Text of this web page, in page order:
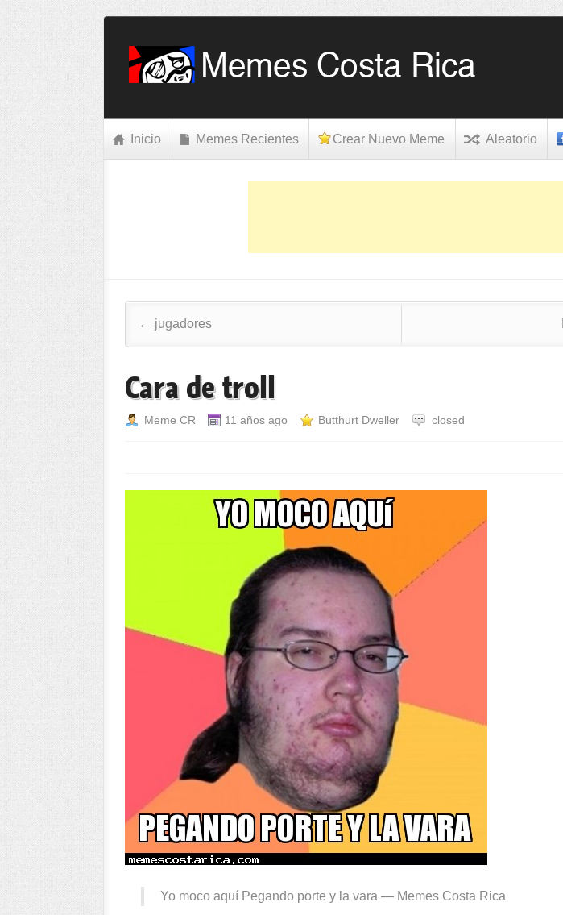
Inicio Memes Recientes Crear Nuevo Meme Aleatorio
Post navigation
← jugadores
Cara de troll
Meme CR 11 años ago Butthurt Dweller closed
Yo moco aquí Pegando porte y la vara — Memes Costa Rica